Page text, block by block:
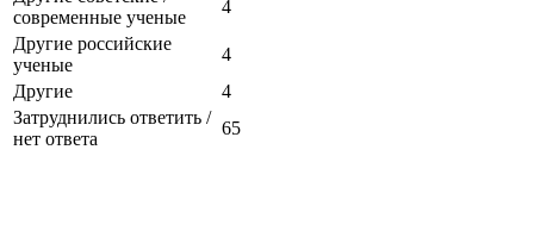
современные ученые
4
Другие российские
ученые
4
Другие
4
Затруднились ответить /
нет ответа
65